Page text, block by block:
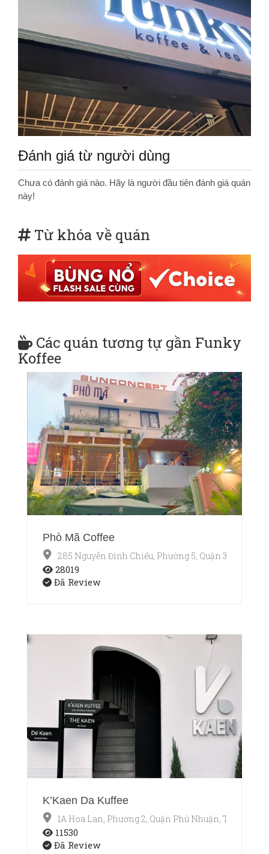
Đánh giá từ người dùng
Chưa có đánh giá nào. Hãy là người đầu tiên đánh giá quán
này!
Từ khóa về quán
Các quán tương tự gần Funky
Koffee
Phò Mã Coffee
285 Nguyễn Đình Chiểu, Phường 5, Quận 3, Thành
28019
Đã Review
K’Kaen Da Kuffee
1A Hoa Lan, Phường 2, Quận Phú Nhuận, TP.HCM
11530
Đã Review